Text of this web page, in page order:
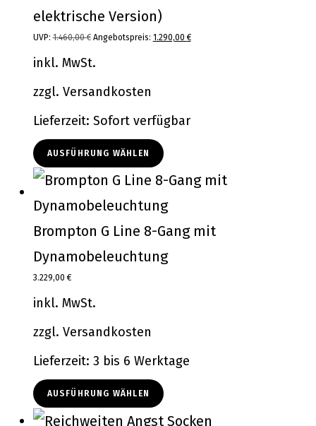
elektrische Version)
UVP: 1.460,00€ Ursprünglicher
1.460,00 €
Angebotspreis: 1.290,00€Aktueller
inkl. MwSt.
zzgl. Versandkosten
Lieferzeit: Sofort verfügbar
AUSFÜHRUNG WÄHLEN
Brompton G Line 8-Gang mit
Dynamobeleuchtung
3.229,00€
inkl. MwSt.
zzgl. Versandkosten
Lieferzeit: 3 bis 6 Werktage
AUSFÜHRUNG WÄHLEN